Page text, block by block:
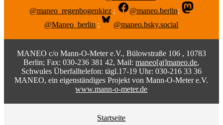
@maneo_regenbogenkiez ; @maneo.berlin;
@Maneo_berlin ; @maneo.bsky.social
MANEO c/o Mann-O-Meter e.V., Bülowstraße 106 , 10783
Berlin; Fax: 030-236 381 42, Mail:maneo[at]maneo.de,
Schwules Überfalltelefon: tägl.17-19 Uhr: 030-216 33 36
MANEO, ein eigenständiges Projekt von Mann-O-Meter e.V.
www.mann-o-meter.de
Startseite